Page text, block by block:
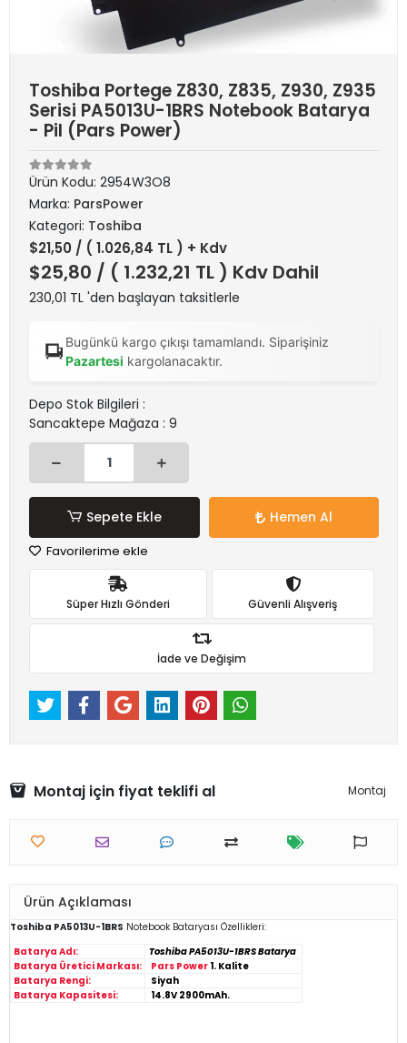
Toshiba Portege Z830, Z835, Z930, Z935
Serisi PA5013U-1BRS Notebook Batarya
- Pil (Pars Power)
Ürün Kodu: 2954W3O8
Marka: ParsPower
Kategori: Toshiba
$21,50 / ( 1.026,84 TL ) + Kdv
$25,80 / ( 1.232,21 TL ) Kdv Dahil
230,01 TL 'den başlayan taksitlerle
Bugünkü kargo çıkışı tamamlandı. Siparişiniz
Pazartesi kargolanacaktır.
Depo Stok Bilgileri :
Sancaktepe Mağaza : 9
Sepete Ekle Hemen Al
Favorilerime ekle
Süper Hızlı Gönderi Güvenli Alışveriş
İade ve Değişim
Montaj için fiyat teklifi al Montaj
Ürün Açıklaması
Toshiba PA5013U-1BRS Notebook Bataryası Özellikleri:
Batarya Adı:
Toshiba PA5013U-1BRS Batarya
Batarya Üretici Markası:
Pars Power 1. Kalite
Batarya Rengi:
Siyah
Batarya Kapasitesi:
14.8V 2900mAh.